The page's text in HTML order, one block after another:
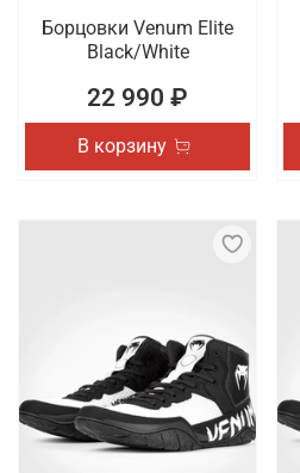
Борцовки Venum Elite
Black/White
22 990 ₽
В корзину